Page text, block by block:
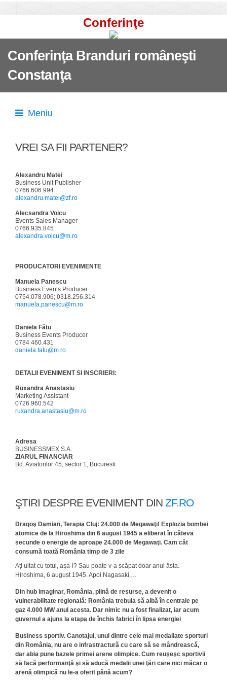
Conferinţe
Conferinţa Branduri româneşti
Constanţa
Meniu
VREI SA FII PARTENER?
Alexandru Matei
Business Unit Publisher
0766.606.994
alexandru.matei@zf.ro
Alecsandra Voicu
Events Sales Manager
0766.935.845
alexandra.voicu@m.ro
PRODUCATORI EVENIMENTE
Manuela Panescu
Business Events Producer
0754.078.906; 0318.256.314
manuela.panescu@m.ro
Daniela Fătu
Business Events Producer
0784 460.431
daniela.fatu@m.ro
DETALII EVENIMENT SI INSCRIERI:
Ruxandra Anastasiu
Marketing Assistant
0726.960.542
ruxandra.anastasiu@m.ro
Adresa
BUSINESSMEX S.A.
ZIARUL FINANCIAR
Bd. Aviatorilor 45, sector 1, Bucuresti
ŞTIRI DESPRE EVENIMENT DIN ZF.RO
Dragoş Damian, Terapia Cluj: 24.000 de Megawaţi! Explozia bombei
atomice de la Hiroshima din 6 august 1945 a eliberat în câteva
secunde o energie de aproape 24.000 de Megawaţi. Cam cât
consumă toată România timp de 3 zile
Aţi uitat cu totul, aşa-i? Sau poate v-a scăpat doar anul ăsta.
Hiroshima, 6 august 1945. Apoi Nagasaki,…
Din hub imaginar, România, plină de resurse, a devenit o
vulnerabilitate regională: România trebuia să aibă în centrale pe
gaz 4.000 MW anul acesta. Dar nimic nu a fost finalizat, iar acum
guvernul a ajuns la etapa de închis fabrici în lipsa energiei
Business sportiv. Canotajul, unul dintre cele mai medaliate sporturi
din România, nu are o infrastractură cu care să se mândrească,
dar abia pune bazele primei arene olimpice. Cum reuşeşc sportivii
să facă performanţă şi să aducă medalii unei ţări care nici măcar o
arenă olimpică nu le-a oferit până acum?